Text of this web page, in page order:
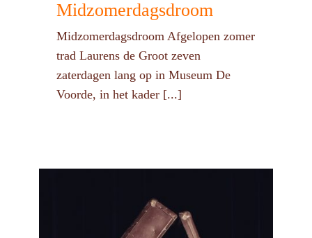
Midzomerdagsdroom
Midzomerdagsdroom Afgelopen zomer
trad Laurens de Groot zeven
zaterdagen lang op in Museum De
Voorde, in het kader [...]